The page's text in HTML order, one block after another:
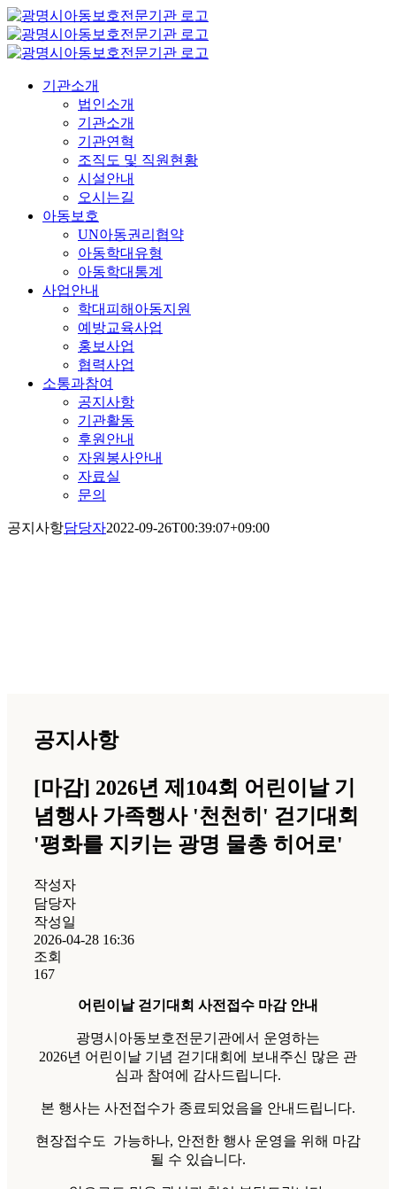
콘
텐
츠
기관소개
법인소개
기관소개
기관연혁
조직도 및 직원현황
시설안내
오시는길
아동보호
UN아동권리협약
아동학대유형
아동학대통계
사업안내
학대피해아동지원
예방교육사업
홍보사업
협력사업
소통과참여
공지사항
기관활동
후원안내
자원봉사안내
자료실
문의
공지사항담당자2022-09-26T00:39:07+09:00
공지사항
[마감] 2026년 제104회 어린이날 기
념행사 가족행사 '천천히' 걷기대회
'평화를 지키는 광명 물총 히어로'
작성자
담당자
작성일
2026-04-28 16:36
조회
167
어린이날 걷기대회 사전접수 마감 안내
광명시아동보호전문기관에서 운영하는
2026년 어린이날 기념 걷기대회에 보내주신 많은 관
심과 참여에 감사드립니다.
본 행사는 사전접수가 종료되었음을 안내드립니다.
현장접수도 가능하나, 안전한 행사 운영을 위해 마감
될 수 있습니다.